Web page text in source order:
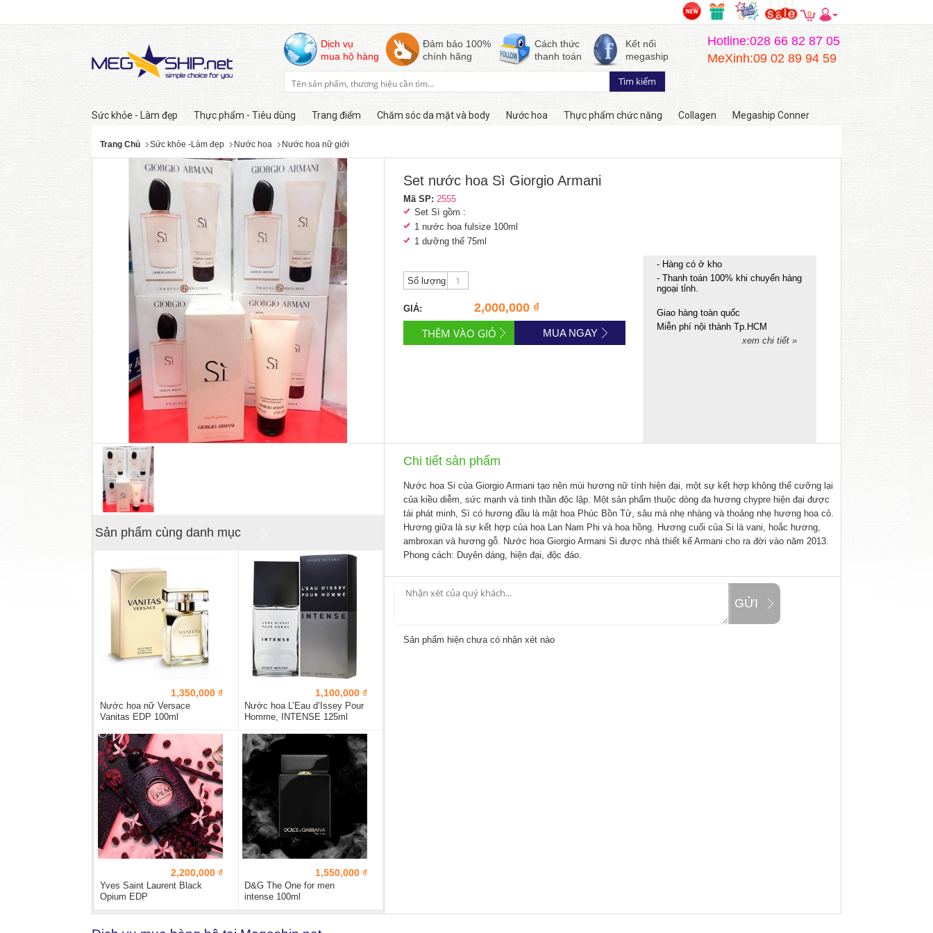
0
Dịch vụ
mua hộ hàng
Đảm bảo 100%
chính hãng
Cách thức
thanh toán
Kết nối
megaship
Hotline:028 66 82 87 05
MeXinh:09 02 89 94 59
Sức khỏe - Làm đẹp Thực phẩm - Tiêu dùng Trang điểm Chăm sóc da mặt và body Nước hoa Thực phẩm chức năng Collagen Megaship Conner
Trang Chủ Sức khỏe -Làm đẹp Nước hoa Nước hoa nữ giới
Còn hàng
Sản phẩm cùng danh mục
1,350,000 ₫
Nước hoa nữ Versace
Vanitas EDP 100ml
1,100,000 ₫
Nước hoa L’Eau d’Issey Pour
Homme, INTENSE 125ml
2,200,000 ₫
Yves Saint Laurent Black
Opium EDP
1,550,000 ₫
D&G The One for men
intense 100ml
Set nước hoa Sì Giorgio Armani
Mã SP: 2555
Set Sì gồm :
1 nước hoa fulsize 100ml
1 dưỡng thể 75ml
Số lượng
GIÁ: 2,000,000 ₫
MUA NGAY
- Hàng có ở kho
- Thanh toán 100% khi chuyển hàng
ngoại tỉnh.
Giao hàng toàn quốc
Miễn phí nội thành Tp.HCM
xem chi tiết »
Chi tiết sản phẩm
Nước hoa Si của Giorgio Armani tạo nên mùi hương nữ tính hiện đại, một sự kết hợp không thể cưỡng lại
của kiều diễm, sức mạnh và tinh thần độc lập. Một sản phẩm thuộc dòng đa hương chypre hiện đại được
tái phát minh, Sì có hương đầu là mật hoa Phúc Bồn Tử, sâu mà nhẹ nhàng và thoảng nhẹ hương hoa cỏ.
Hương giữa là sự kết hợp của hoa Lan Nam Phi và hoa hồng. Hương cuối của Si là vani, hoắc hương,
ambroxan và hương gỗ. Nước hoa Giorgio Armani Si được nhà thiết kế Armani cho ra đời vào năm 2013.
Phong cách: Duyên dáng, hiện đại, độc đáo.
GỬI
Sản phẩm hiện chưa có nhận xét nào